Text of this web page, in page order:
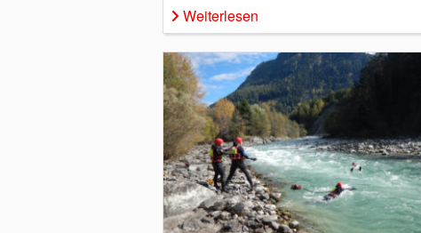
Weiterlesen